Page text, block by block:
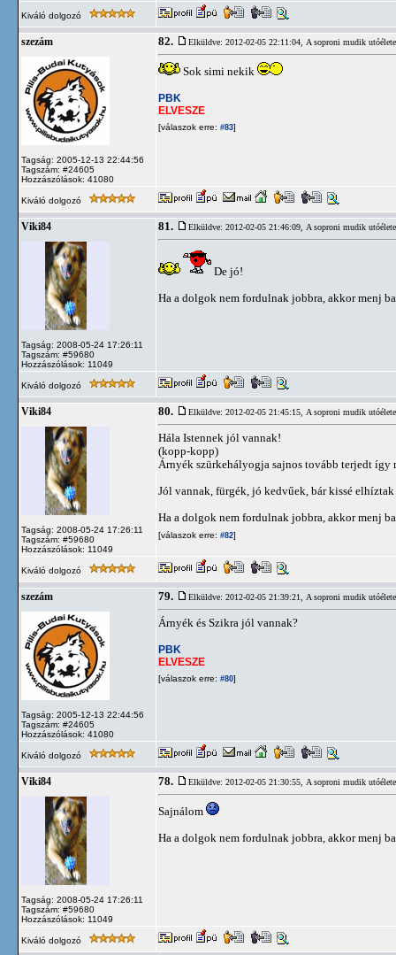
Kiváló dolgozó
szezám
Tagság: 2005-12-13 22:44:56
Tagszám: #24605
Hozzászólások: 41080
82. Elküldve: 2012-02-05 22:11:04, A soproni mudik utóélete
Sok simi nekik
PBK
ELVESZE
[válaszok erre: #83]
Kiváló dolgozó
Viki84
Tagság: 2008-05-24 17:26:11
Tagszám: #59680
Hozzászólások: 11049
81. Elküldve: 2012-02-05 21:46:09, A soproni mudik utóélete
De jó!
Ha a dolgok nem fordulnak jobbra, akkor menj
Kiváló dolgozó
Viki84
Tagság: 2008-05-24 17:26:11
Tagszám: #59680
Hozzászólások: 11049
80. Elküldve: 2012-02-05 21:45:15, A soproni mudik utóélete
Hála Istennek jól vannak!
(kopp-kopp)
Árnyék szürkehályogja sajnos tovább terjedt
Jól vannak, fürgék, jó kedvűek, bár kissé elhíztak
Ha a dolgok nem fordulnak jobbra, akkor menj
[válaszok erre: #82]
Kiváló dolgozó
szezám
Tagság: 2005-12-13 22:44:56
Tagszám: #24605
Hozzászólások: 41080
79. Elküldve: 2012-02-05 21:39:21, A soproni mudik utóélete
Árnyék és Szikra jól vannak?
PBK
ELVESZE
[válaszok erre: #80]
Kiváló dolgozó
Viki84
Tagság: 2008-05-24 17:26:11
Tagszám: #59680
Hozzászólások: 11049
78. Elküldve: 2012-02-05 21:30:55, A soproni mudik utóélete
Sajnálom
Ha a dolgok nem fordulnak jobbra, akkor menj
Kiváló dolgozó